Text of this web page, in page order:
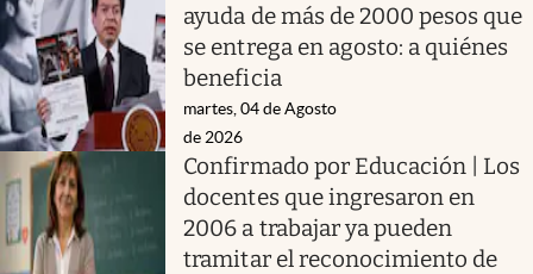
ayuda de más de 2000 pesos que
se entrega en agosto: a quiénes
beneficia
martes, 04 de Agosto
de 2026
Confirmado por Educación | Los
docentes que ingresaron en
2006 a trabajar ya pueden
tramitar el reconocimiento de